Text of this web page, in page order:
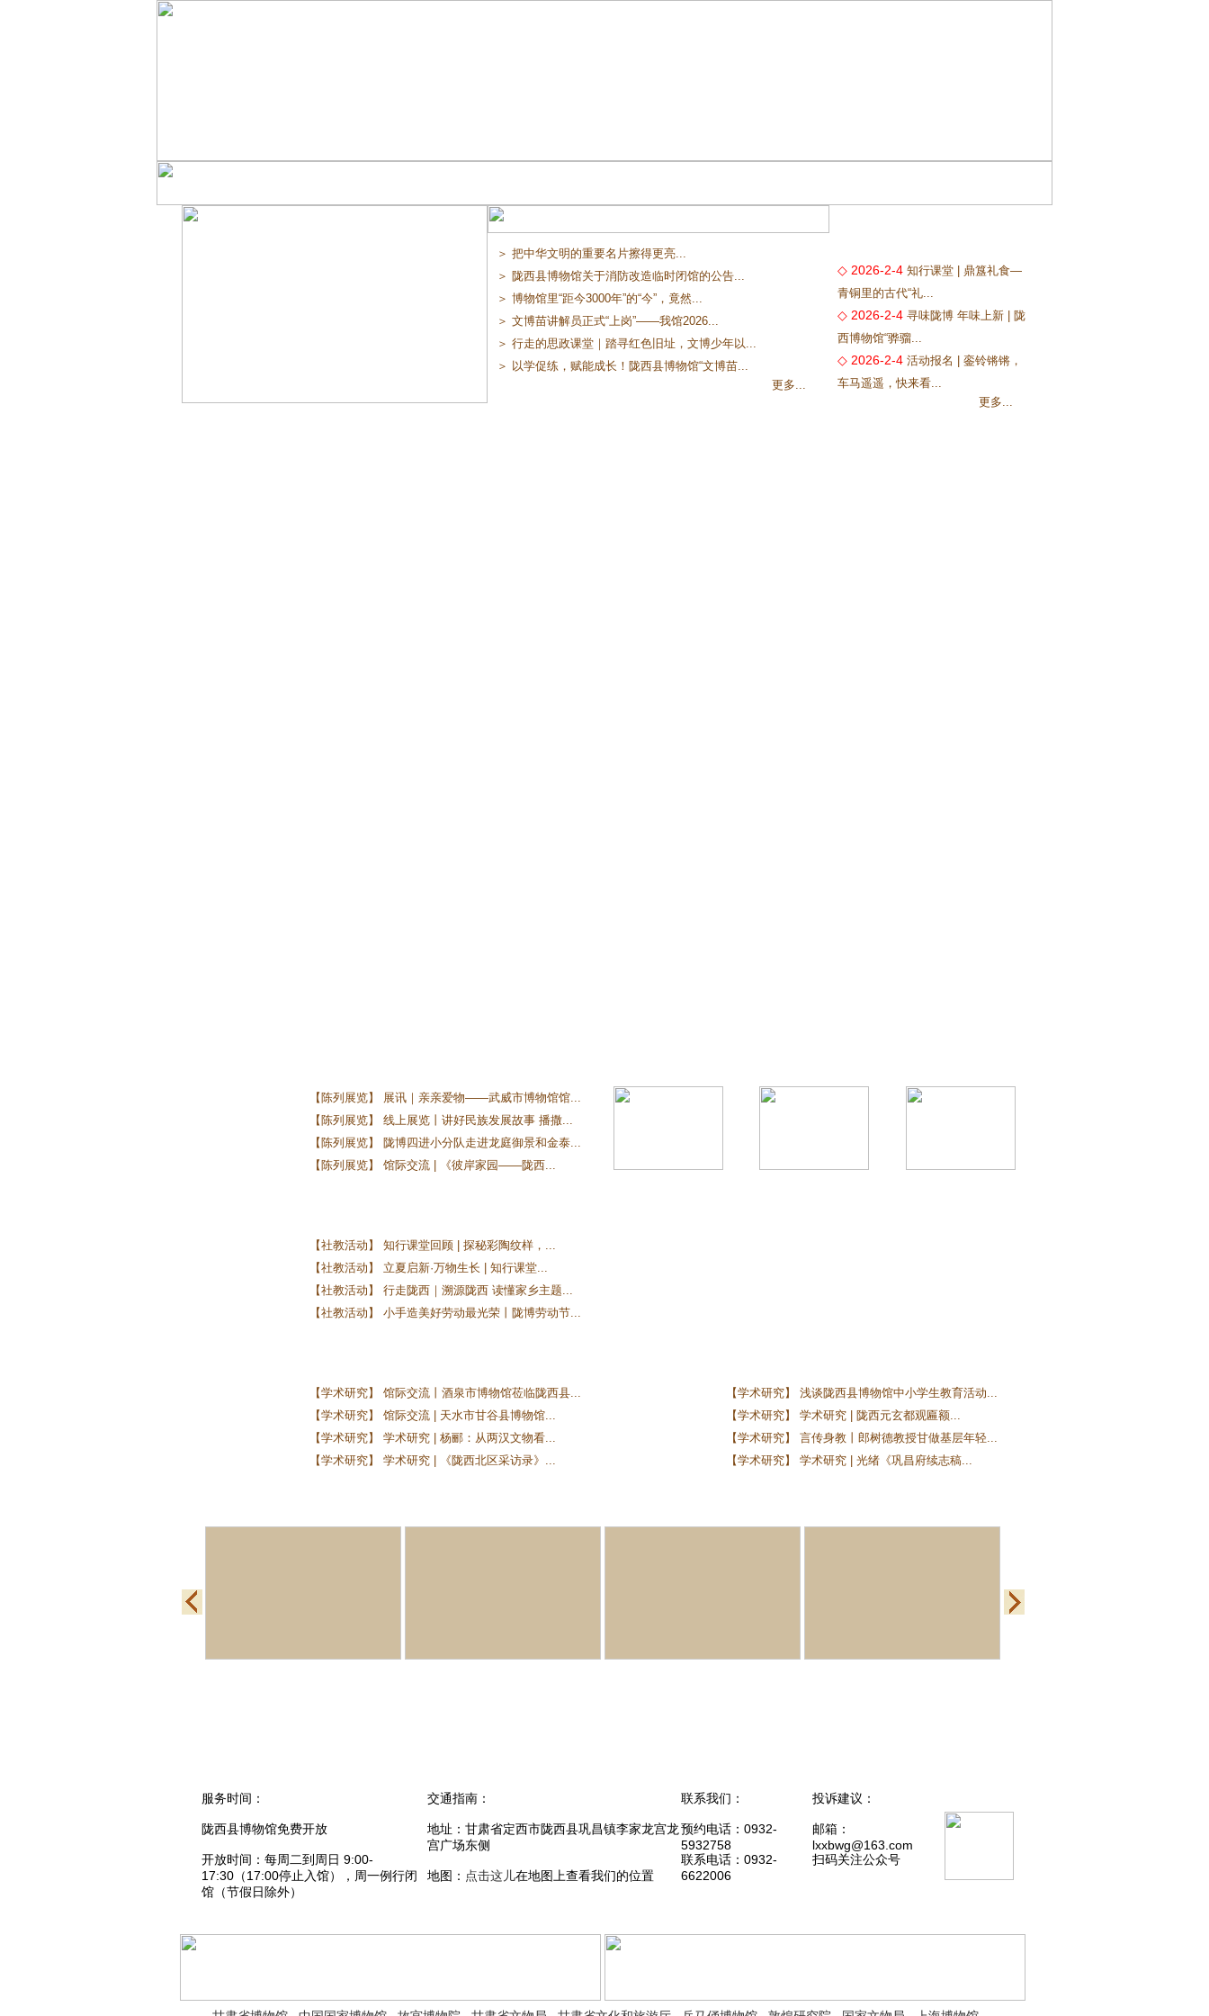
＞ 把中华文明的重要名片擦得更亮...
＞ 陇西县博物馆关于消防改造临时闭馆的公告...
＞ 博物馆里“距今3000年”的“今”，竟然...
＞ 文博苗讲解员正式“上岗”——我馆2026...
＞ 行走的思政课堂｜踏寻红色旧址，文博少年以...
＞ 以学促练，赋能成长！陇西县博物馆“文博苗...
更多...
◇ 2026-2-4 知行课堂 | 鼎簋礼食—
青铜里的古代“礼...
◇ 2026-2-4 寻味陇博 年味上新 | 陇
西博物馆“骅骝...
◇ 2026-2-4 活动报名 | 銮铃锵锵，
车马遥遥，快来看...
更多...
【陈列展览】 展讯｜亲亲爱物——武威市博物馆馆...
【陈列展览】 线上展览丨讲好民族发展故事 播撒...
【陈列展览】 陇博四进小分队走进龙庭御景和金泰...
【陈列展览】 馆际交流 | 《彼岸家园——陇西...
【社教活动】 知行课堂回顾 | 探秘彩陶纹样，...
【社教活动】 立夏启新·万物生长 | 知行课堂...
【社教活动】 行走陇西｜溯源陇西 读懂家乡主题...
【社教活动】 小手造美好劳动最光荣丨陇博劳动节...
【学术研究】 馆际交流丨酒泉市博物馆莅临陇西县...
【学术研究】 馆际交流 | 天水市甘谷县博物馆...
【学术研究】 学术研究 | 杨郦：从两汉文物看...
【学术研究】 学术研究 | 《陇西北区采访录》...
【学术研究】 浅谈陇西县博物馆中小学生教育活动...
【学术研究】 学术研究 | 陇西元玄都观匾额...
【学术研究】 言传身教丨郎树德教授甘做基层年轻...
【学术研究】 学术研究 | 光绪《巩昌府续志稿...
服务时间：
陇西县博物馆免费开放
开放时间：每周二到周日 9:00-
17:30（17:00停止入馆），周一例行闭
馆（节假日除外）
交通指南：
地址：甘肃省定西市陇西县巩昌镇李家龙宫龙
宫广场东侧
地图： 点击这儿在地图上查看我们的位置
联系我们：
预约电话：0932-
5932758
联系电话：0932-
6622006
投诉建议：
邮箱：
lxxbwg@163.com
扫码关注公众号